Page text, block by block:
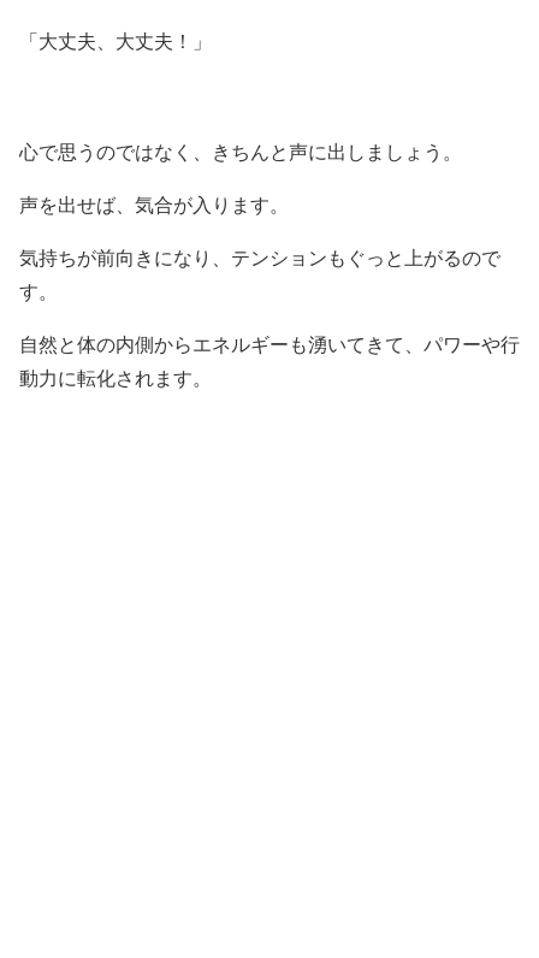
「大丈夫、大丈夫！」
心で思うのではなく、きちんと声に出しましょう。
声を出せば、気合が入ります。
気持ちが前向きになり、テンションもぐっと上がるので
す。
自然と体の内側からエネルギーも湧いてきて、パワーや行
動力に転化されます。